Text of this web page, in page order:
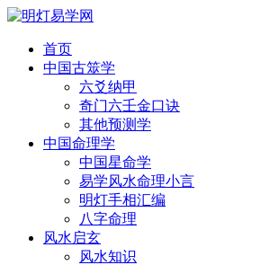
首页
中国古筮学
六爻纳甲
奇门六壬金口诀
其他预测学
中国命理学
中国星命学
易学风水命理小言
明灯手相汇编
八字命理
风水启玄
风水知识